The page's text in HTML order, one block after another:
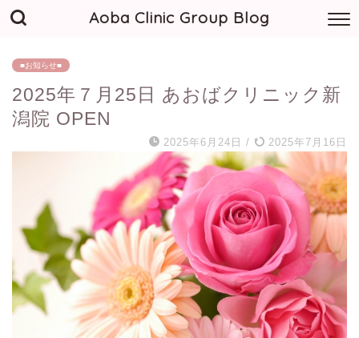
Aoba Clinic Group Blog
■お知らせ■
2025年７月25日 あおばクリニック新
潟院 OPEN
2025年6月24日 / 2025年7月16日